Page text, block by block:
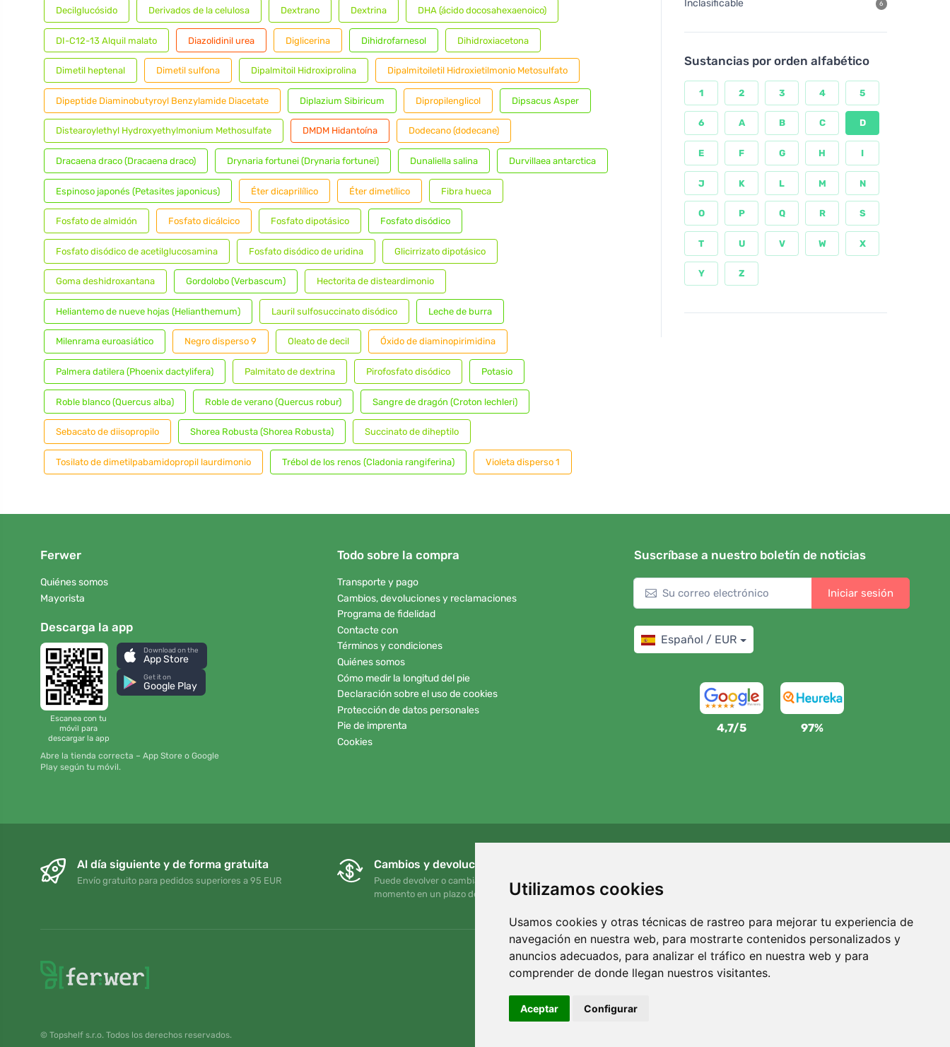
Utilizamos cookies
Usamos cookies y otras técnicas de rastreo para mejorar tu experiencia de
navegación en nuestra web, para mostrarte contenidos personalizados y
anuncios adecuados, para analizar el tráfico en nuestra web y para
comprender de donde llegan nuestros visitantes.
Aceptar Configurar
Decilglucósido Derivados de la celulosa Dextrano Dextrina DHA (ácido docosahexaenoico)
DI-C12-13 Alquil malato Diazolidinil urea Diglicerina Dihidrofarnesol Dihidroxiacetona
Dimetil heptenal Dimetil sulfona Dipalmitoil Hidroxiprolina Dipalmitoiletil Hidroxietilmonio Metosulfato
Dipeptide Diaminobutyroyl Benzylamide Diacetate Diplazium Sibiricum Dipropilenglicol Dipsacus Asper
Distearoylethyl Hydroxyethylmonium Methosulfate DMDM Hidantoína Dodecano (dodecane)
Dracaena draco (Dracaena draco) Drynaria fortunei (Drynaria fortunei) Dunaliella salina Durvillaea antarctica
Espinoso japonés (Petasites japonicus) Éter dicaprilílico Éter dimetílico Fibra hueca
Fosfato de almidón Fosfato dicálcico Fosfato dipotásico Fosfato disódico
Fosfato disódico de acetilglucosamina Fosfato disódico de uridina Glicirrizato dipotásico
Goma deshidroxantana Gordolobo (Verbascum) Hectorita de disteardimonio
Heliantemo de nueve hojas (Helianthemum) Lauril sulfosuccinato disódico Leche de burra
Milenrama euroasiático Negro disperso 9 Oleato de decil Óxido de diaminopirimidina
Palmera datilera (Phoenix dactylifera) Palmitato de dextrina Pirofosfato disódico Potasio
Roble blanco (Quercus alba) Roble de verano (Quercus robur) Sangre de dragón (Croton lechleri)
Sebacato de diisopropilo Shorea Robusta (Shorea Robusta) Succinato de diheptilo
Tosilato de dimetilpabamidopropil laurdimonio Trébol de los renos (Cladonia rangiferina) Violeta disperso 1
Inclasificable 6
Sustancias por orden alfabético
1 2 3 4 5
6 A B C D
E F G H I
J K L M N
O P Q R S
T U V W X
Y Z
Ferwer
Quiénes somos
Mayorista
Descarga la app
Escanea con tu
móvil para
descargar la app
Download on the
App Store
Get it on
Google Play
Abre la tienda correcta – App Store o Google
Play según tu móvil.
Todo sobre la compra
Transporte y pago
Cambios, devoluciones y reclamaciones
Programa de fidelidad
Contacte con
Términos y condiciones
Quiénes somos
Cómo medir la longitud del pie
Declaración sobre el uso de cookies
Protección de datos personales
Pie de imprenta
Cookies
Suscríbase a nuestro boletín de noticias
Iniciar sesión
Español / EUR
4,7/5 97%
Al día siguiente y de forma gratuita
Envío gratuito para pedidos superiores a 95 EUR
Cambios y devoluciones gratuitos
Puede devolver o cambiar su pedido en cualquier
momento en un plazo de 90 días
© Topshelf s.r.o. Todos los derechos reservados.